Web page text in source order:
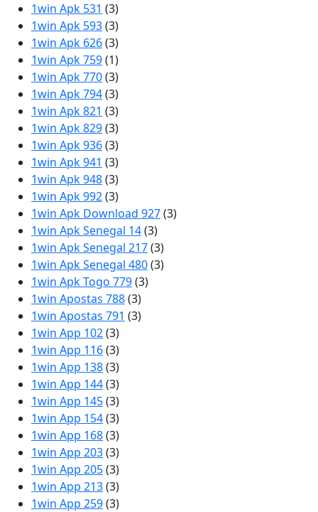
1win Apk 531 (3)
1win Apk 593(3)
1win Apk 626(3)
1win Apk 759(1)
1win Apk 770(3)
1win Apk 794(3)
1win Apk 821 (3)
1win Apk 829(3)
1win Apk 936(3)
1win Apk 941 (3)
1win Apk 948(3)
1win Apk 992(3)
1win Apk Download 927(3)
1win Apk Senegal 14(3)
1win Apk Senegal 217(3)
1win Apk Senegal 480(3)
1win Apk Togo 779(3)
1win Apostas 788(3)
1win Apostas 791 (3)
1win App 102(3)
1win App 116(3)
1win App 138(3)
1win App 144(3)
1win App 145(3)
1win App 154(3)
1win App 168(3)
1win App 203(3)
1win App 205(3)
1win App 213(3)
1win App 259(3)